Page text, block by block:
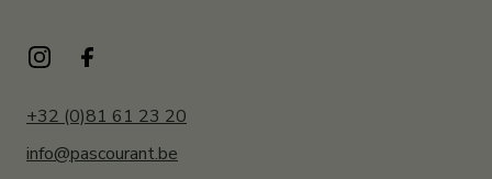
+32 (0)81 61 23 20
info@pascourant.be